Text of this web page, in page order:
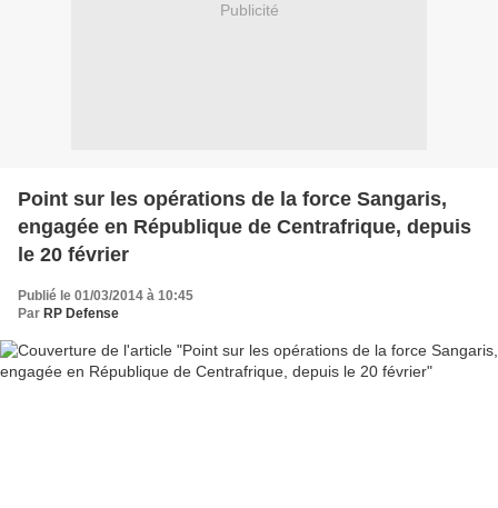
Publicité
Point sur les opérations de la force Sangaris,
engagée en République de Centrafrique, depuis
le 20 février
Publié le 01/03/2014 à 10:45
Par RP Defense